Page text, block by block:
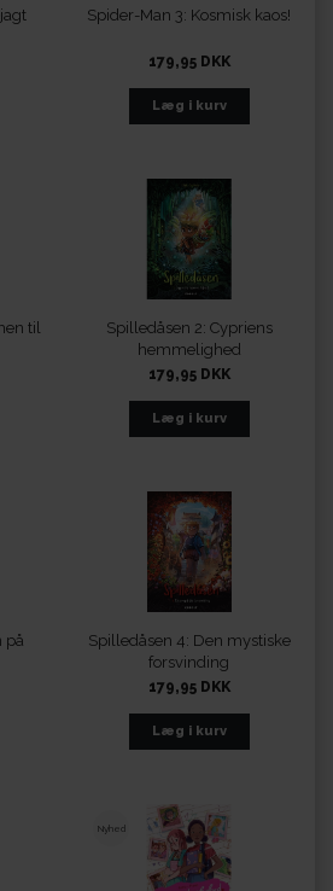
Spider-Man 3: Kosmisk kaos!
179,95 DKK
til
Spilledåsen 2: Cypriens
hemmelighed
179,95 DKK
på
Spilledåsen 4: Den mystiske
forsvinding
179,95 DKK
Nyhed